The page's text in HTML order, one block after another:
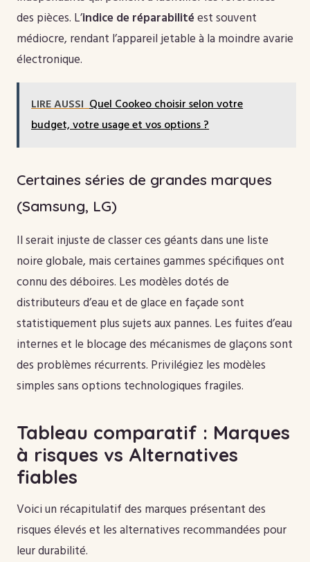
des pièces. L’indice de réparabilitéest souvent
médiocre, rendant l’appareil jetable à la moindre avarie
électronique.
LIRE AUSSI Quel Cookeo choisir selon votre
budget, votre usage et vos options ?
Certaines séries de grandes marques
(Samsung, LG)
Il serait injuste de classer ces géants dans une liste
noire globale, mais certaines gammes spécifiques ont
connu des déboires. Les modèles dotés de
distributeurs d’eau et de glace en façade sont
statistiquement plus sujets aux pannes. Les fuites d’eau
internes et le blocage des mécanismes de glaçons sont
des problèmes récurrents. Privilégiez les modèles
simples sans options technologiques fragiles.
Tableau comparatif : Marques
à risques vs Alternatives
fiables
Voici un récapitulatif des marques présentant des
risques élevés et les alternatives recommandées pour
leur durabilité.